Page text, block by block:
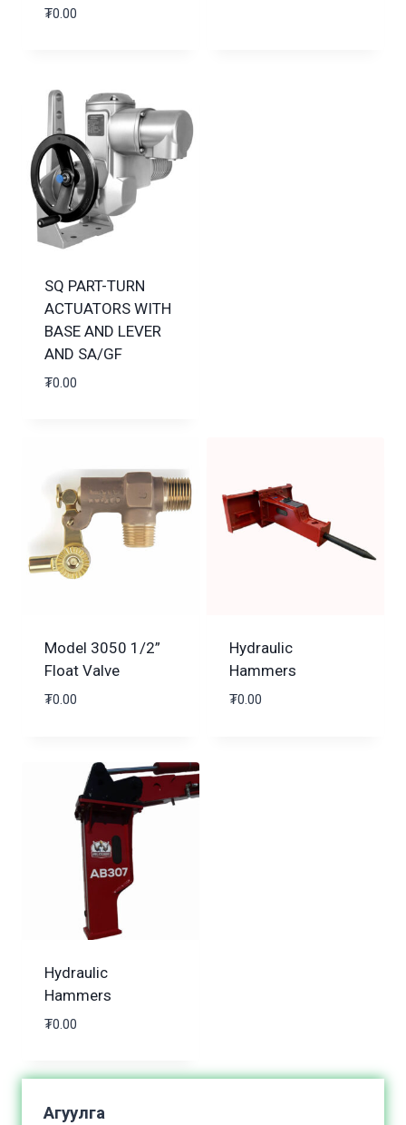
₮0.00
SQ PART-TURN
ACTUATORS WITH
BASE AND LEVER
AND SA/GF
₮0.00
Model 3050 1/2”
Float Valve
₮0.00
Hydraulic
Hammers
₮0.00
Hydraulic
Hammers
₮0.00
Агуулга